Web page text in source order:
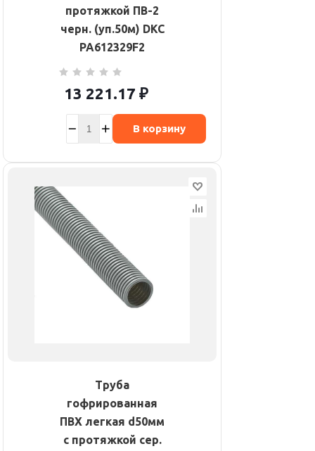
протяжкой ПВ-2
черн. (уп.50м) DKC
PA612329F2
13 221.17 ₽
В корзину
Труба
гофрированная
ПВХ легкая d50мм
с протяжкой сер.